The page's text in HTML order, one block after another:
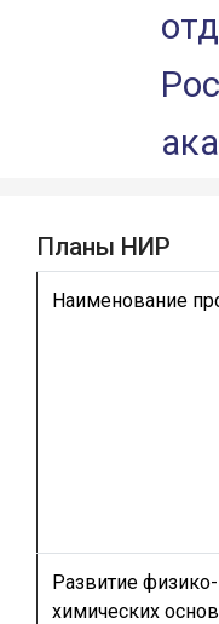
Планы НИР
Наименование
Развитие физико-
химических основ